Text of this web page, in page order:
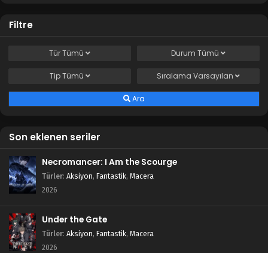
Filtre
TürTümü Durum Tümü
TipTümü Sıralama Varsayılan
Ara
Son eklenen seriler
Necromancer: I Am the Scourge
Türler: Aksiyon, Fantastik, Macera
2026
Under the Gate
Türler: Aksiyon, Fantastik, Macera
2026